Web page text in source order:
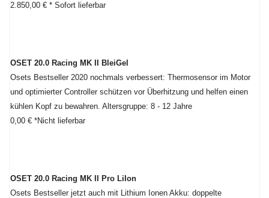
2.850,00 € * Sofort lieferbar
OSET 20.0 Racing MK II BleiGel
Osets Bestseller 2020 nochmals verbessert: Thermosensor im Motor
und optimierter Controller schützen vor Überhitzung und helfen einen
kühlen Kopf zu bewahren. Altersgruppe: 8 - 12 Jahre
0,00 € *Nicht lieferbar
OSET 20.0 Racing MK II Pro LiIon
Osets Bestseller jetzt auch mit Lithium Ionen Akku: doppelte